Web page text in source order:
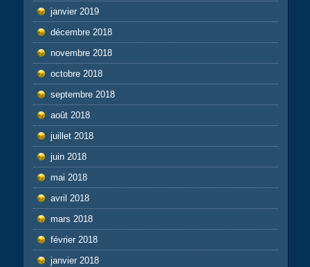
janvier 2019
décembre 2018
novembre 2018
octobre 2018
septembre 2018
août 2018
juillet 2018
juin 2018
mai 2018
avril 2018
mars 2018
février 2018
janvier 2018